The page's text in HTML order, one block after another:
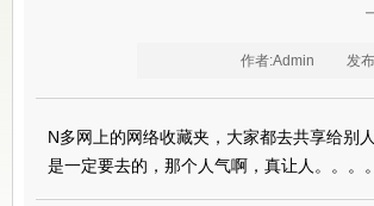
作者:Admin 发布
N多网上的网络收藏夹，大家都去共享给别
是一定要去的，那个人气啊，真让人。。。